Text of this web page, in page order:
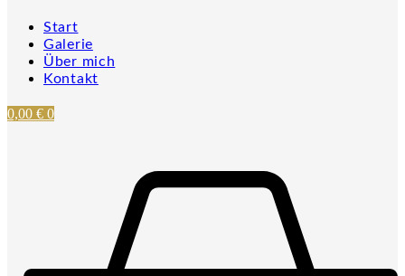
Start
Galerie
Über mich
Kontakt
0,00 € 0